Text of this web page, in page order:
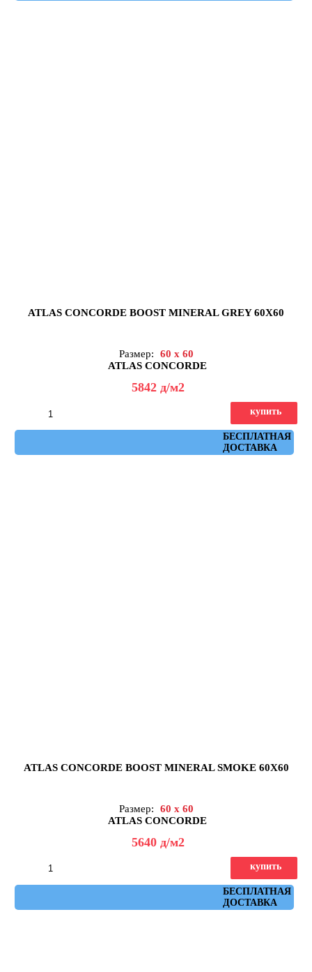
ATLAS CONCORDE BOOST MINERAL GREY 60X60
Размер:
60 x 60
ATLAS CONCORDE
5842 д/м2
БЕСПЛАТНАЯ
ДОСТАВКА
купить
ATLAS CONCORDE BOOST MINERAL SMOKE 60X60
Размер:
60 x 60
ATLAS CONCORDE
5640 д/м2
БЕСПЛАТНАЯ
ДОСТАВКА
купить